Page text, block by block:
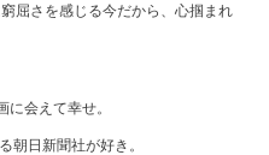
屈さを感じる今だから、心掴まれ
会えて幸せ。
朝日新聞社が好き。